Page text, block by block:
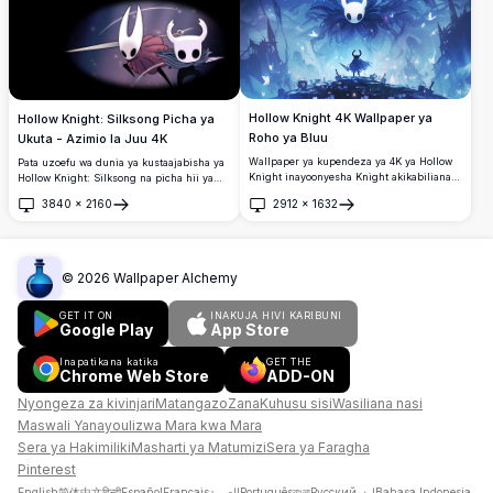
kimysterioso na anga la kuvutia kamili kwa
wapenzi wa michezo na mandhari za
inayoonyesha mtindo wa kipekee wa sanaa
wa mchezo na uzuri wa anga.
Hollow Knight: Silksong Picha ya
Ukuta - Azimio la Juu 4K
Pata uzoefu wa dunia ya kustaajabisha ya
Hollow Knight: Silksong na picha hii ya
wahusika maarufu katika maelezo yaliyo
kompyuta au simu yao.
3840 × 2160
Fungua
Hollow Knight 4K Wallpaper ya
Roho ya Bluu
Wallpaper ya kupendeza ya 4K ya Hollow
Knight inayoonyesha Knight akikabiliana
utukufu kilichozungukwa na vipepeo vya
2912 × 1632
Fungua
© 2026 Wallpaper Alchemy
GET IT ON
Google Play
INAKUJA HIVI KARIBUNI
App Store
Inapatikana katika
Chrome Web Store
GET THE
ADD-ON
Nyongeza za kivinjariMatangazoZanaKuhusu sisiWasiliana nasi
Maswali Yanayoulizwa Mara kwa Mara
Sera ya HakimilikiMasharti ya MatumiziSera ya Faragha
Pinterest